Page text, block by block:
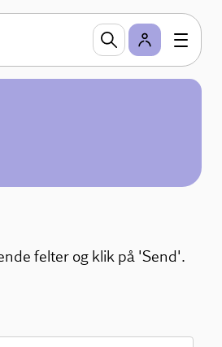
felter og klik på 'Send'.